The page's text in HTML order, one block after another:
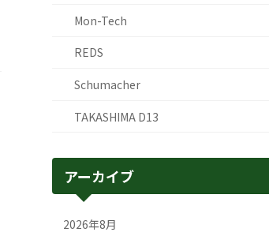
Mon-Tech
REDS
Schumacher
TAKASHIMA D13
アーカイブ
2026年8月